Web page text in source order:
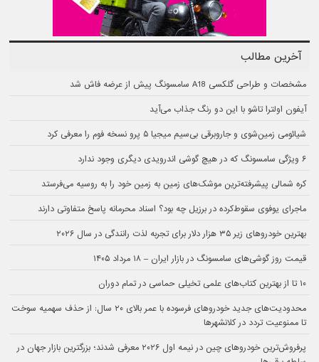
آخرین مطالب
مشخصات و طراحی گلکسی A18 سامسونگ پیش از عرضه فاش شد
آیفون اولترا تاشو با این دو رنگ جذاب می‌آید
شیائومی زمین‌شوی و جاروبرقی بی‌سیم میجیا ۵ پرو نسخه فوم را معرفی کرد
۶ ویژگی سامسونگ که در هیچ گوشی اندرویدی دیگری وجود ندارد
کره شمالی پیشرفته‌ترین موشک‌های زمین به زمین خود را به روسیه می‌فرستد
ماجرای یوفوی سقوط‌کرده در برزیل چه بود؟ اسناد محرمانه پاسخ متفاوتی دارند
بهترین خودروهای زیر ۳۵ هزار دلار برای تجربه لذت رانندگی در سال ۲۰۲۶
قیمت روز گوشی‌های سامسونگ در بازار ایران – ۱۸ مرداد ۱۴۰۵
۱۰ تا از بهترین کتاب‌های علمی تخیلی حماسی در تمام دوران
محدودیت‌های جدید خودروهای فرسوده با عمر بالای ۲۰ سال: از حذف سهمیه سوخت
تا ممنوعیت تردد در کلانشهرها
پرفروش‌ترین خودروهای چین در نیمه اول ۲۰۲۶ معرفی شدند؛ بزرگترین بازار جهان در